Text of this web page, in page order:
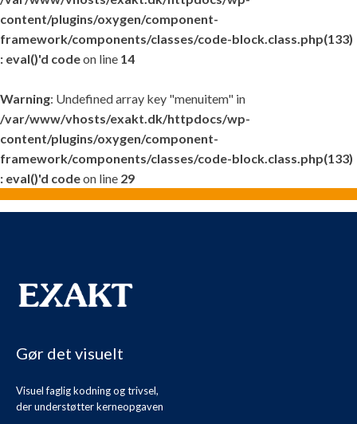
content/plugins/oxygen/component-
framework/components/classes/code-block.class.php(133)
: eval()'d codeon line 14
Warning: Undefined array key "menuitem" in
/var/www/vhosts/exakt.dk/httpdocs/wp-
content/plugins/oxygen/component-
framework/components/classes/code-block.class.php(133)
: eval()'d codeon line 29
Gør det visuelt
Visuel faglig kodning og trivsel,
der understøtter kerneopgaven